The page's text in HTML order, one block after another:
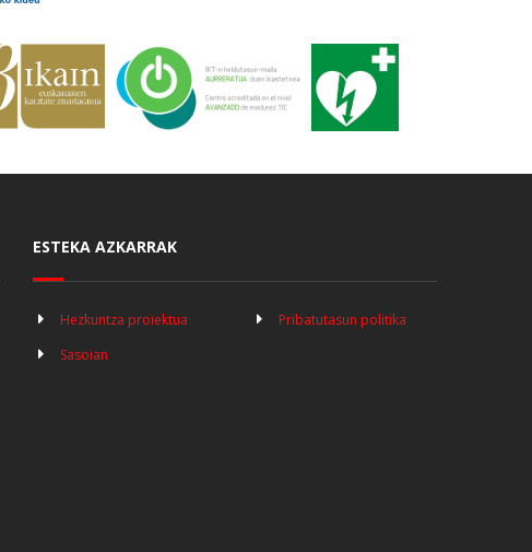
ESTEKA AZKARRAK
Hezkuntza proiektua
Sasoian
Pribatutasun politika